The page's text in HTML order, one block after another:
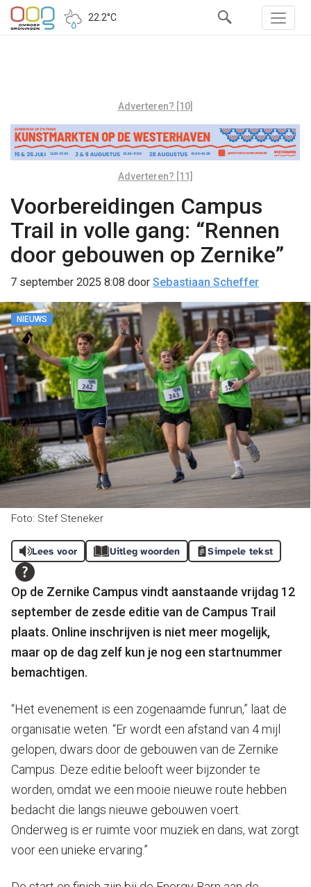
22.2°C
Adverteren? [10]
Adverteren? [11]
Voorbereidingen Campus
Trail in volle gang: “Rennen
door gebouwen op Zernike”
7 september 2025 8:08 door Sebastiaan Scheffer
NIEUWS
Foto: Stef Steneker
Lees voor Uitleg woorden Simpele tekst
Op de Zernike Campus vindt aanstaande vrijdag 12
september de zesde editie van de Campus Trail
plaats. Online inschrijven is niet meer mogelijk,
maar op de dag zelf kun je nog een startnummer
bemachtigen.
“Het evenement is een zogenaamde funrun,” laat de
organisatie weten. “Er wordt een afstand van 4 mijl
gelopen, dwars door de gebouwen van de Zernike
Campus. Deze editie belooft weer bijzonder te
worden, omdat we een mooie nieuwe route hebben
bedacht die langs nieuwe gebouwen voert.
Onderweg is er ruimte voor muziek en dans, wat zorgt
voor een unieke ervaring.”